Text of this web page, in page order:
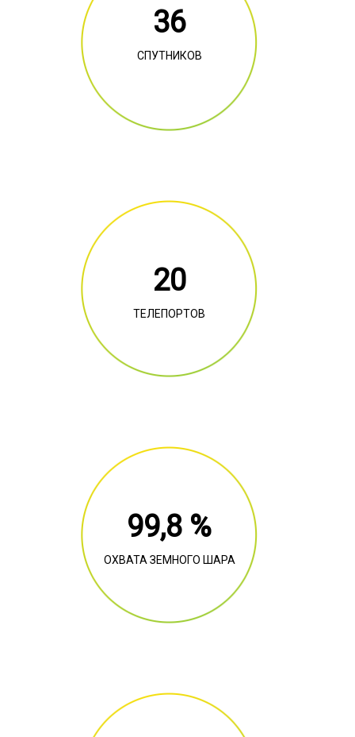
36
СПУТНИКОВ
20
ТЕЛЕПОРТОВ
99,8 %
ОХВАТА ЗЕМНОГО ШАРА